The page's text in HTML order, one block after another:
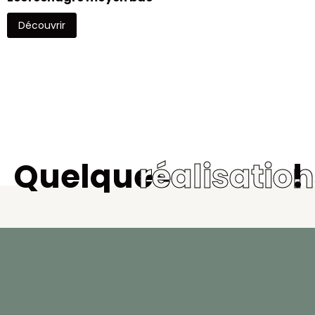
Découvrir
Quelques !